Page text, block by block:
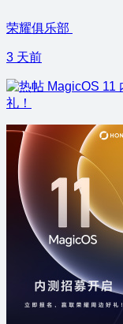
荣耀俱乐部
3 天前
MagicOS 11
礼！